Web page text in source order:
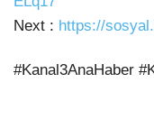
Next : https://
#Kanal3AnaHaber